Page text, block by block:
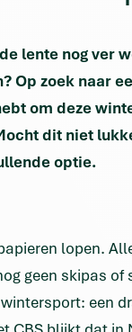
lente nog ver
Op zoek naar
om deze
dit niet
optie.
lopen.
geen skipas of
een